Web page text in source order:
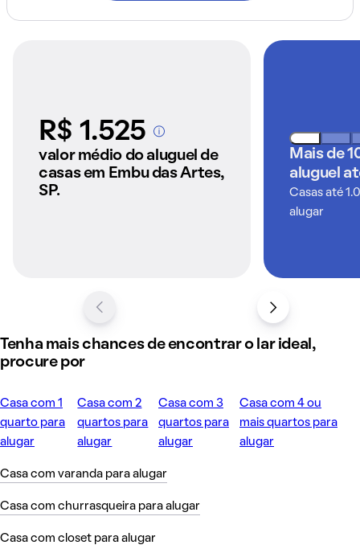
R$ 1.525A partir dos imóveis
anunciados pelo
QuintoAndar
valor médio do aluguel de
casas em Embu das Artes,
SP.
Mais de
aluguel
Casas até
alugar
Tenha mais chances de encontrar o lar ideal,
procure por
Casa com 1
quarto para
alugar
Casa com 2
quartos para
alugar
Casa com 3
quartos para
alugar
Casa com 4 ou
mais quartos para
alugar
Casa com varanda para alugar
Casa com churrasqueira para alugar
Casa com closet para alugar